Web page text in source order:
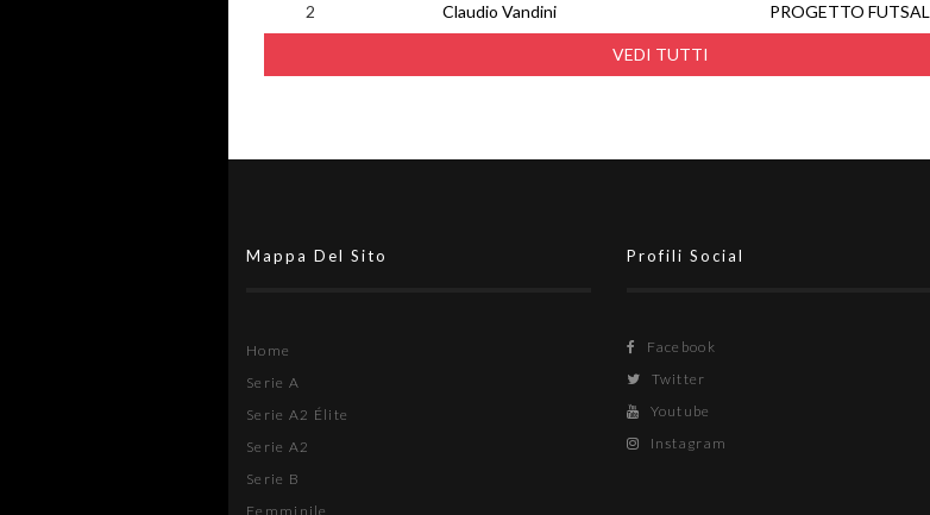
VEDI TUTTI
2 Claudio Vandini PROGETTO FUTSAL
Mappa Del Sito
Home
Serie A
Serie A2 Élite
Serie A2
Serie B
Femminile
Profili Social
Facebook
Twitter
Youtube
Instagram